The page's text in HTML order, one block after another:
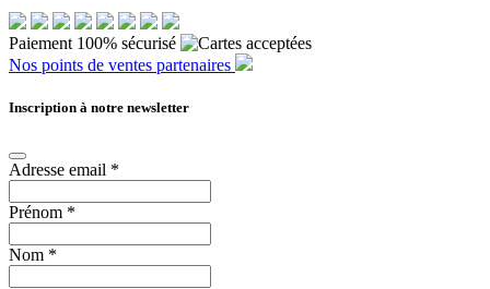
Paiement 100% sécurisé
Nos points de ventes partenaires
Inscription à notre newsletter
Adresse email *
Prénom *
Nom *